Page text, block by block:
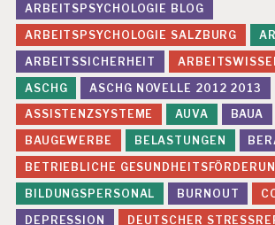
S
T
U
D
IE
ARBEITSPSYCHOLOGIE BLOG
ARBEITSPSYCHOLOGIE SALZBURG
ARBEITSSICHERHEIT
ASCHG
ASCHG NOVELLE 2012 2013
ASSISTENZSYSTEME
AUVA
BAUA
BAUGEWERBE
BELASTUNGEN
BETRIEBLICHE
BILDUNGSPERSONAL
BURNOUT
DEPRESSION
DEUTSCHER